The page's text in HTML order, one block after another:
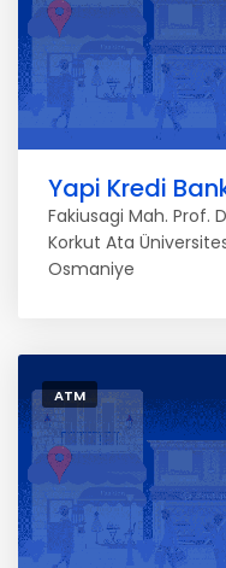
Yapi Kredi
Fakiusagi Mah. Prof.
Korkut Ata
Osmaniye
ATM